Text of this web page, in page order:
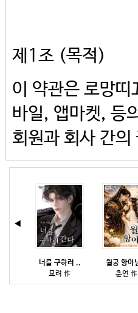
합니다.
(3) 아이디(ID)라
띠끄가 승인하는
자와 숫자의 조
(4) 패스워드라
미합니다.
(5) 포인트라 함
사가 임으로 책
터를 의미합니다.
제1조 (목적)
이 약관은 로망
바일, 앱마켓, 등
회원과 회사 간
※「PC통신, 무
이 약관을 준용합니
◀
를 구하러 ..
월궁 항아님 ..